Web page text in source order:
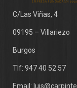
C/Las Viñas, 4
09195 – Villariezo
Burgos
Tlf: 947 40 52 57
Email: